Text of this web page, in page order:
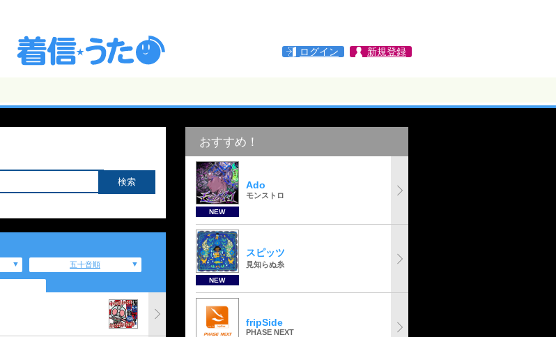
ログイン 新規登録
五十音順
おすすめ！
NEW
Ado
モンストロ
NEW
スピッツ
見知らぬ糸
fripSide
PHASE NEXT